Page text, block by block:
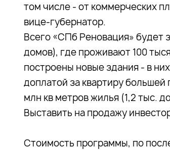
том числе - от коммерческих
вице-губернатор.
Всего «СПб Реновация» будет
домов), где проживают 100
построены новые здания - в
доплатой за квартиру большей
млн кв метров жилья (1,2 тыс.
Выставить на продажу
Стоимость программы, по